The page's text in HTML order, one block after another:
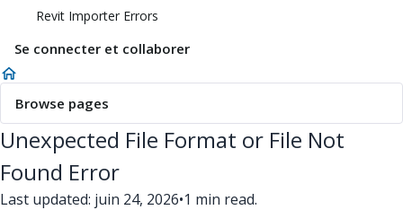
Revit Importer Errors
Se connecter et collaborer
Browse pages
Unexpected File Format or File Not
Found Error
Last updated: juin 24, 2026•1 min read.